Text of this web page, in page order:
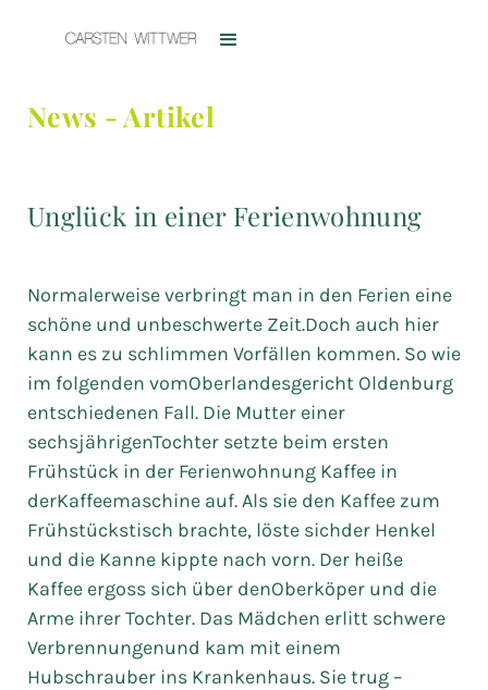
News - Artikel
Unglück in einer Ferienwohnung
Normalerweise verbringt man in den Ferien eine
schöne und unbeschwerte Zeit.Doch auch hier
kann es zu schlimmen Vorfällen kommen. So wie
im folgenden vomOberlandesgericht Oldenburg
entschiedenen Fall. Die Mutter einer
sechsjährigenTochter setzte beim ersten
Frühstück in der Ferienwohnung Kaffee in
derKaffeemaschine auf. Als sie den Kaffee zum
Frühstückstisch brachte, löste sichder Henkel
und die Kanne kippte nach vorn. Der heiße
Kaffee ergoss sich über denOberköper und die
Arme ihrer Tochter. Das Mädchen erlitt schwere
Verbrennungenund kam mit einem
Hubschrauber ins Krankenhaus. Sie trug –